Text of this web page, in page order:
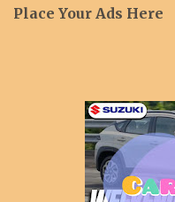
Place Your Ads Here